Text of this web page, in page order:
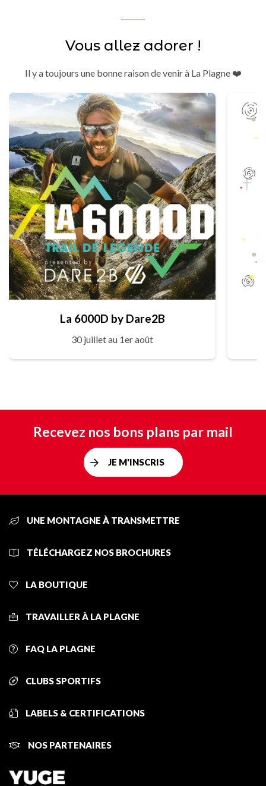
Vous allez adorer !
Il y a toujours une bonne raison de venir à La Plagne ❤️
La 6000D by Dare2B
30 juillet au 1er août
Recevez nos bons plans par mail
JE M'INSCRIS
UNE MONTAGNE À TRANSMETTRE
TÉLÉCHARGEZ NOS BROCHURES
LA BOUTIQUE
TRAVAILLER À LA PLAGNE
FAQ LA PLAGNE
CLUBS SPORTIFS
LABELS & CERTIFICATIONS
NOS PARTENAIRES